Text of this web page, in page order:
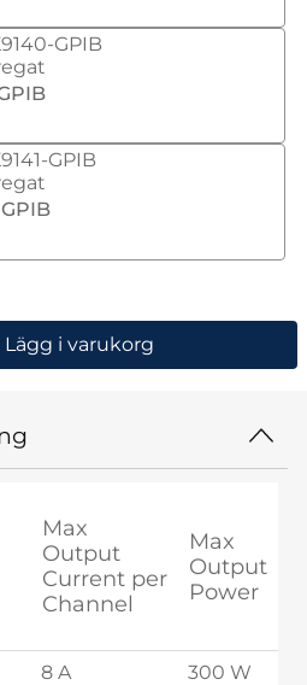
GPIB
GPIB
Lägg i varukorg
Max
Output
Current per
Channel
Max
Output
Power
8 A
300 W